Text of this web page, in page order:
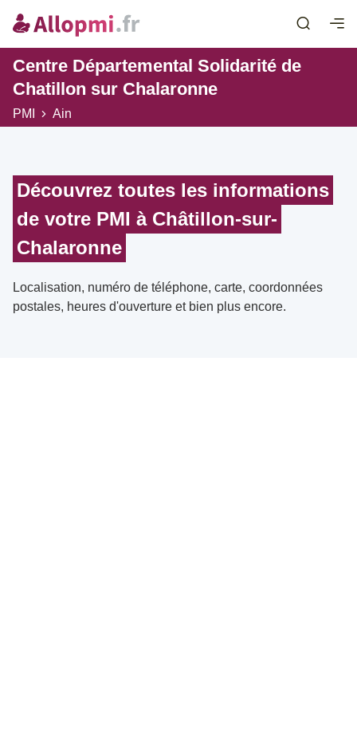
Centre Départemental Solidarité de
Chatillon sur Chalaronne
PMI Ain
Découvrez toutes les informations
de votre PMI à Châtillon-sur-
Chalaronne
Localisation, numéro de téléphone, carte, coordonnées
postales, heures d'ouverture et bien plus encore.